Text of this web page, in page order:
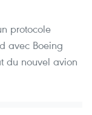
protocole
avec Boeing
du nouvel avion